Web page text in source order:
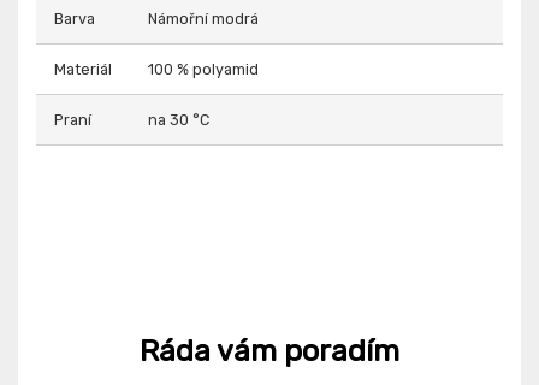
Barva Námořní modrá
Materiál 100 % polyamid
Praní na 30 °C
Ráda vám poradím